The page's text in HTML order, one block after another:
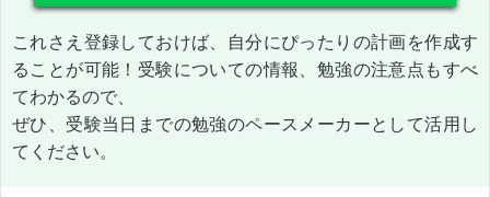
これさえ登録しておけば、自分にぴったりの計画を作成す
ることが可能！受験についての情報、勉強の注意点もすべ
てわかるので、
ぜひ、受験当日までの勉強のペースメーカーとして活用し
てください。